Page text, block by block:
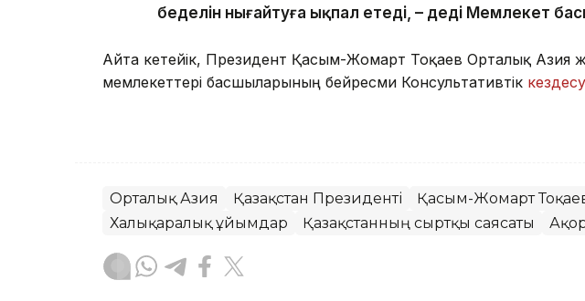
беделін нығайтуға ықпал етеді, – деді Мемлекет
Айта кетейік, Президент Қасым-Жомарт Тоқаев Орталық Азия
мемлекеттері басшыларының бейресми Консультативтік
Орталық Азия Қазақстан Президенті
Қасым-Жомарт
Халықаралық ұйымдар
Қазақстанның сыртқы саясаты